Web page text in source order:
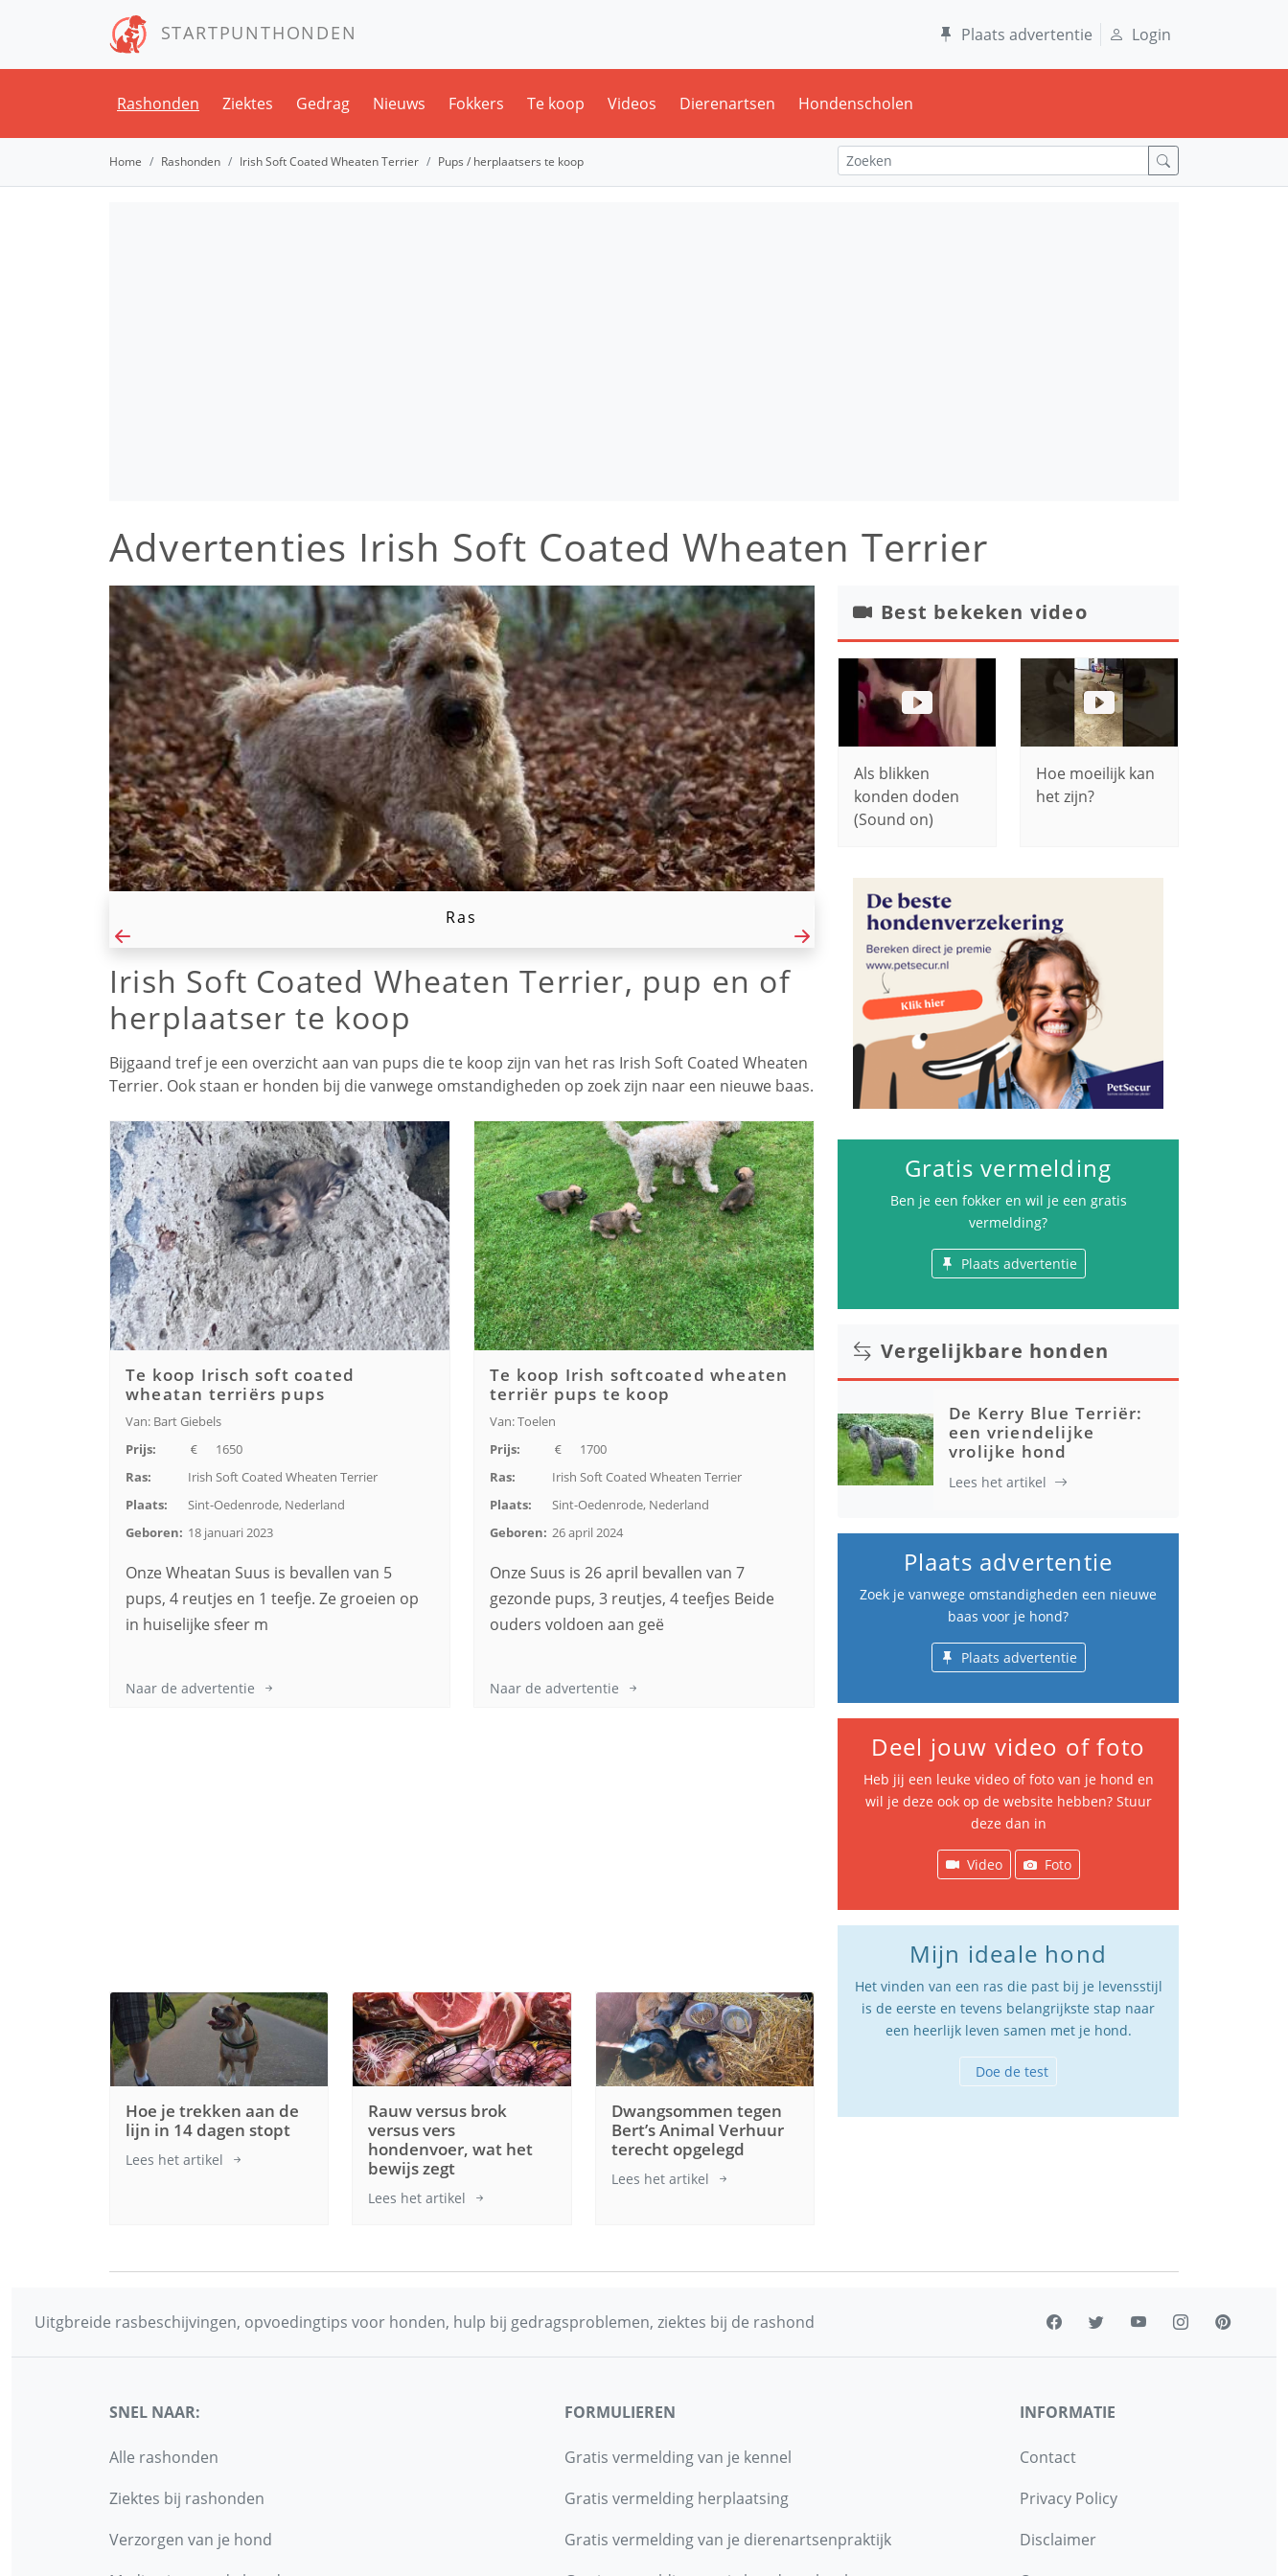
STARTPUNTHONDEN Plaats advertentie Login
Rashonden Ziektes Gedrag Nieuws Fokkers Te koop Videos Dierenartsen Hondenscholen
Home Rashonden Irish Soft Coated Wheaten Terrier Pups / herplaatsers te koop
Advertenties Irish Soft Coated Wheaten Terrier
Ras
Irish Soft Coated Wheaten Terrier, pup en of
herplaatser te koop
Bijgaand tref je een overzicht aan van pups die te koop zijn van het ras Irish Soft Coated Wheaten
Terrier. Ook staan er honden bij die vanwege omstandigheden op zoek zijn naar een nieuwe baas.
Te koop Irisch soft coated
wheatan terriërs pups
Van: Bart Giebels
Prijs:
1650
Ras:
Irish Soft Coated Wheaten Terrier
Plaats:
Sint-Oedenrode, Nederland
Geboren: 18 januari 2023
Onze Wheatan Suus is bevallen van 5
pups, 4 reutjes en 1 teefje. Ze groeien op
in huiselijke sfeer m
Naar de advertentie
Te koop Irish softcoated wheaten
terriër pups te koop
Van: Toelen
Prijs:
1700
Ras:
Irish Soft Coated Wheaten Terrier
Plaats:
Sint-Oedenrode, Nederland
Geboren: 26 april 2024
Onze Suus is 26 april bevallen van 7
gezonde pups, 3 reutjes, 4 teefjes Beide
ouders voldoen aan geë
Naar de advertentie
Hoe je trekken aan de
lijn in 14 dagen stopt
Lees het artikel
Rauw versus brok
versus vers
hondenvoer, wat het
bewijs zegt
Lees het artikel
Dwangsommen tegen
Bert’s Animal Verhuur
terecht opgelegd
Lees het artikel
Best bekeken video
Als blikken
konden doden
(Sound on)
Hoe moeilijk kan
het zijn?
Gratis vermelding
Ben je een fokker en wil je een gratis
vermelding?
Plaats advertentie
Vergelijkbare honden
De Kerry Blue Terriër:
een vriendelijke
vrolijke hond
Lees het artikel
Plaats advertentie
Zoek je vanwege omstandigheden een nieuwe
baas voor je hond?
Plaats advertentie
Deel jouw video of foto
Heb jij een leuke video of foto van je hond en
wil je deze ook op de website hebben? Stuur
deze dan in
Video Foto
Mijn ideale hond
Het vinden van een ras die past bij je levensstijl
is de eerste en tevens belangrijkste stap naar
een heerlijk leven samen met je hond.
Doe de test
Uitgbreide rasbeschijvingen, opvoedingtips voor honden, hulp bij gedragsproblemen, ziektes bij de rashond
SNEL NAAR:
Alle rashonden
Ziektes bij rashonden
Verzorgen van je hond
FORMULIEREN
Gratis vermelding van je kennel
Gratis vermelding herplaatsing
Gratis vermelding van je dierenartsenpraktijk
INFORMATIE
Contact
Privacy Policy
Disclaimer